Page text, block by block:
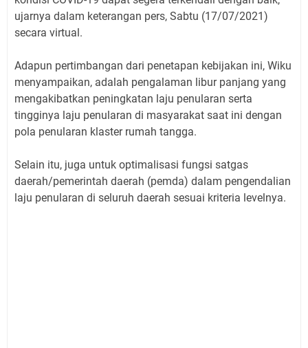
ujarnya dalam keterangan pers, Sabtu (17/07/2021)
secara virtual.
Adapun pertimbangan dari penetapan kebijakan ini, Wiku
menyampaikan, adalah pengalaman libur panjang yang
mengakibatkan peningkatan laju penularan serta
tingginya laju penularan di masyarakat saat ini dengan
pola penularan klaster rumah tangga.
Selain itu, juga untuk optimalisasi fungsi satgas
daerah/pemerintah daerah (pemda) dalam pengendalian
laju penularan di seluruh daerah sesuai kriteria levelnya.